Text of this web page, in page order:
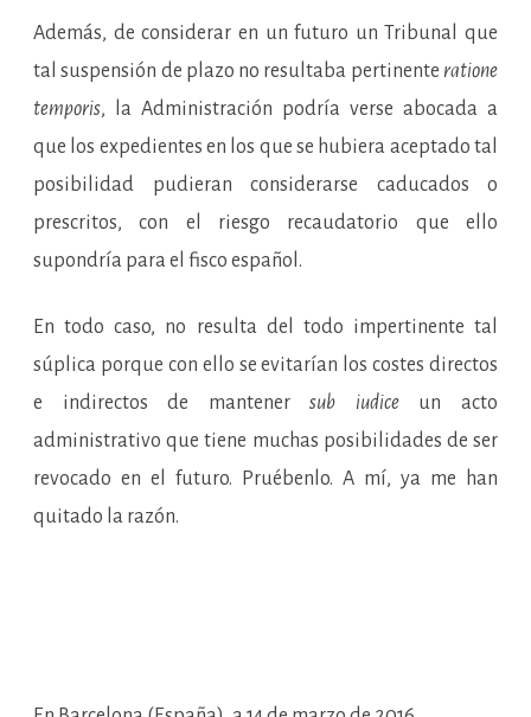
Además, de considerar en un futuro un Tribunal que
tal suspensión de plazo no resultaba pertinente ratione
temporis, la Administración podría verse abocada a
que los expedientes en los que se hubiera aceptado tal
posibilidad pudieran considerarse caducados o
prescritos, con el riesgo recaudatorio que ello
supondría para el fisco español.
En todo caso, no resulta del todo impertinente tal
súplica porque con ello se evitarían los costes directos
e indirectos de mantenersub iudiceun acto
administrativo que tiene muchas posibilidades de ser
revocado en el futuro. Pruébenlo. A mí, ya me han
quitado la razón.